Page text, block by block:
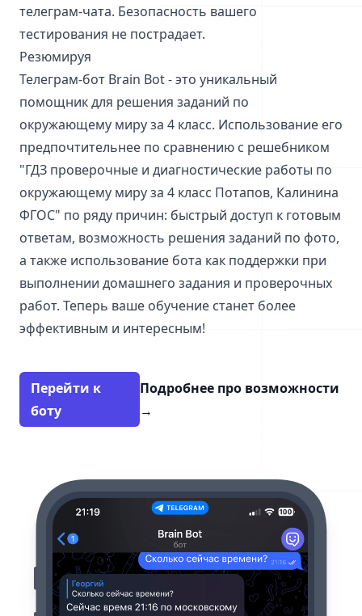
телеграм-чата. Безопасность вашего
тестирования не пострадает.
Резюмируя
Телеграм-бот Brain Bot - это уникальный
помощник для решения заданий по
окружающему миру за 4 класс. Использование его
предпочтительнее по сравнению с решебником
"ГДЗ проверочные и диагностические работы по
окружающему миру за 4 класс Потапов, Калинина
ФГОС" по ряду причин: быстрый доступ к готовым
ответам, возможность решения заданий по фото,
а также использование бота как поддержки при
выполнении домашнего задания и проверочных
работ. Теперь ваше обучение станет более
эффективным и интересным!
Перейти к
боту
Подробнее про возможности
→